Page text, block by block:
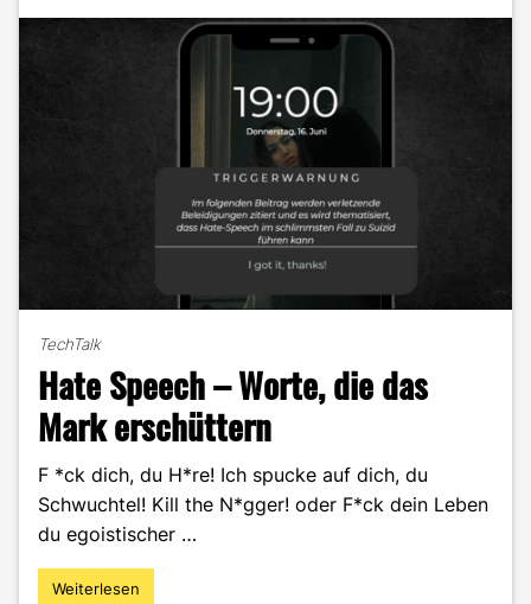
TechTalk
Hate Speech – Worte, die das
Mark erschüttern
F *ck dich, du H*re! Ich spucke auf dich, du
Schwuchtel! Kill the N*gger! oder F*ck dein Leben
du egoistischer …
"Hate
Weiterlesen